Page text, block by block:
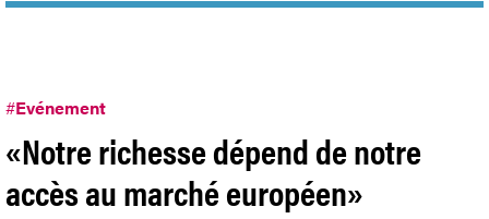
#Evénement
«Notre richesse dépend de notre
accès au marché européen»